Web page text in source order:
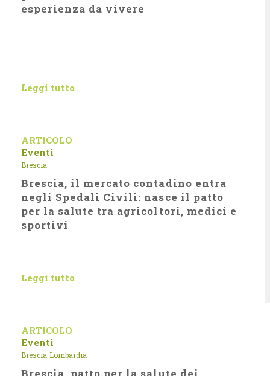
esperienza da vivere
Leggi tutto
ARTICOLO
Eventi
Brescia
Brescia, il mercato contadino entra
negli Spedali Civili: nasce il patto
per la salute tra agricoltori, medici e
sportivi
Leggi tutto
ARTICOLO
Eventi
Brescia Lombardia